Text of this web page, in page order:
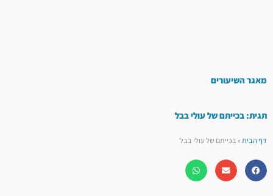
מאגר השיעורים
תגית: בכייתם של עולי בבל
דף הבית»בכייתם של עולי בבל